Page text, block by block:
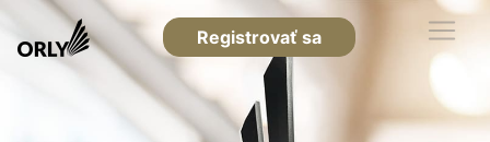
Registrovať sa